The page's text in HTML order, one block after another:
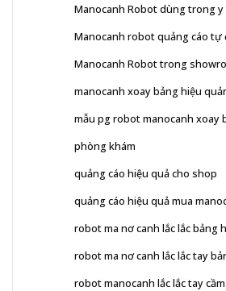
Manocanh Robot dùng trong y
Manocanh robot quảng cáo tự
Manocanh Robot trong
manocanh xoay bảng hiệu
mẫu pg robot manocanh xoay
phòng khám
quảng cáo hiệu quả cho shop
quảng cáo hiệu quả mua
robot ma nơ canh lắc lắc bảng
robot ma nơ canh lắc lắc tay
robot manocanh lắc lắc tay